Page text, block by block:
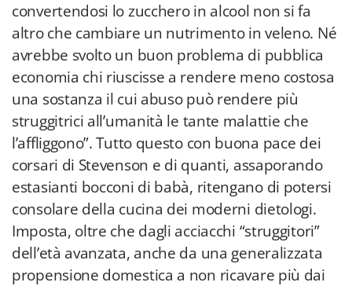
convertendosi lo zucchero in alcool non si fa
altro che cambiare un nutrimento in veleno. Né
avrebbe svolto un buon problema di pubblica
economia chi riuscisse a rendere meno costosa
una sostanza il cui abuso può rendere più
struggitrici all’umanità le tante malattie che
l’affliggono”. Tutto questo con buona pace dei
corsari di Stevenson e di quanti, assaporando
estasianti bocconi di babà, ritengano di potersi
consolare della cucina dei moderni dietologi.
Imposta, oltre che dagli acciacchi “struggitori”
dell’età avanzata, anche da una generalizzata
propensione domestica a non ricavare più dai